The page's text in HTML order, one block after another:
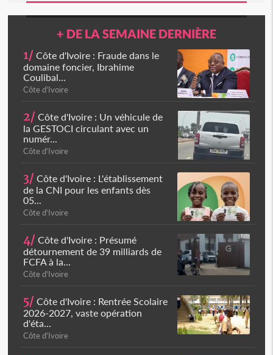
+ DE LA SEMAINE DERNIÈRE
1/ Côte d'Ivoire : Fraude dans le
domaine foncier, Ibrahime
Coulibal...
Côte d'Ivoire
2/ Côte d'Ivoire : Un véhicule de
la GESTOCI circulant avec un
numér...
Côte d'Ivoire
3/ Côte d'Ivoire : L'établissement
de la CNI pour les enfants dès
05...
Côte d'Ivoire
4/ Côte d'Ivoire : Présumé
détournement de 39 milliards de
FCFA à la...
Côte d'Ivoire
5/ Côte d'Ivoire : Rentrée Scolaire
2026-2027, vaste opération
d'éta...
Côte d'Ivoire